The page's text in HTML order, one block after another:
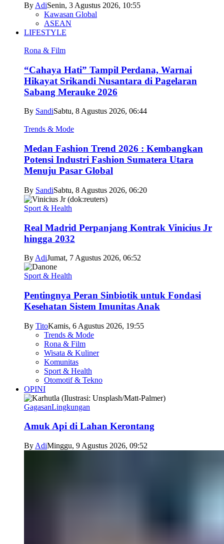
By AdiSenin, 3 Agustus 2026, 10:55
Kawasan Global
ASEAN
LIFESTYLE
Rona & Film
“Cahaya Hati” Tampil Perdana, Warnai
Hikayat Srikandi Nusantara di Pagelaran
Sabang Merauke 2026
By SandiSabtu, 8 Agustus 2026, 06:44
Trends & Mode
Medan Fashion Trend 2026 : Kembangkan
Potensi Industri Fashion Sumatera Utara
Menuju Pasar Global
By SandiSabtu, 8 Agustus 2026, 06:20
Sport & Health
Real Madrid Perpanjang Kontrak Vinicius Jr
hingga 2032
By AdiJumat, 7 Agustus 2026, 06:52
Sport & Health
Pentingnya Peran Sinbiotik untuk Fondasi
Kesehatan Sistem Imunitas Anak
By TitoKamis, 6 Agustus 2026, 19:55
Trends & Mode
Rona & Film
Wisata & Kuliner
Komunitas
Sport & Health
Otomotif & Tekno
OPINI
GagasanLingkungan
Amuk Api di Lahan Kerontang
By AdiMinggu, 9 Agustus 2026, 09:52